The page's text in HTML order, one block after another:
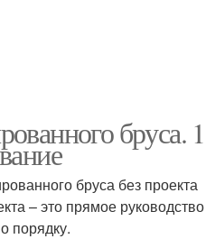
бруса. 1
бруса без проекта
– это прямое руководство
порядку.